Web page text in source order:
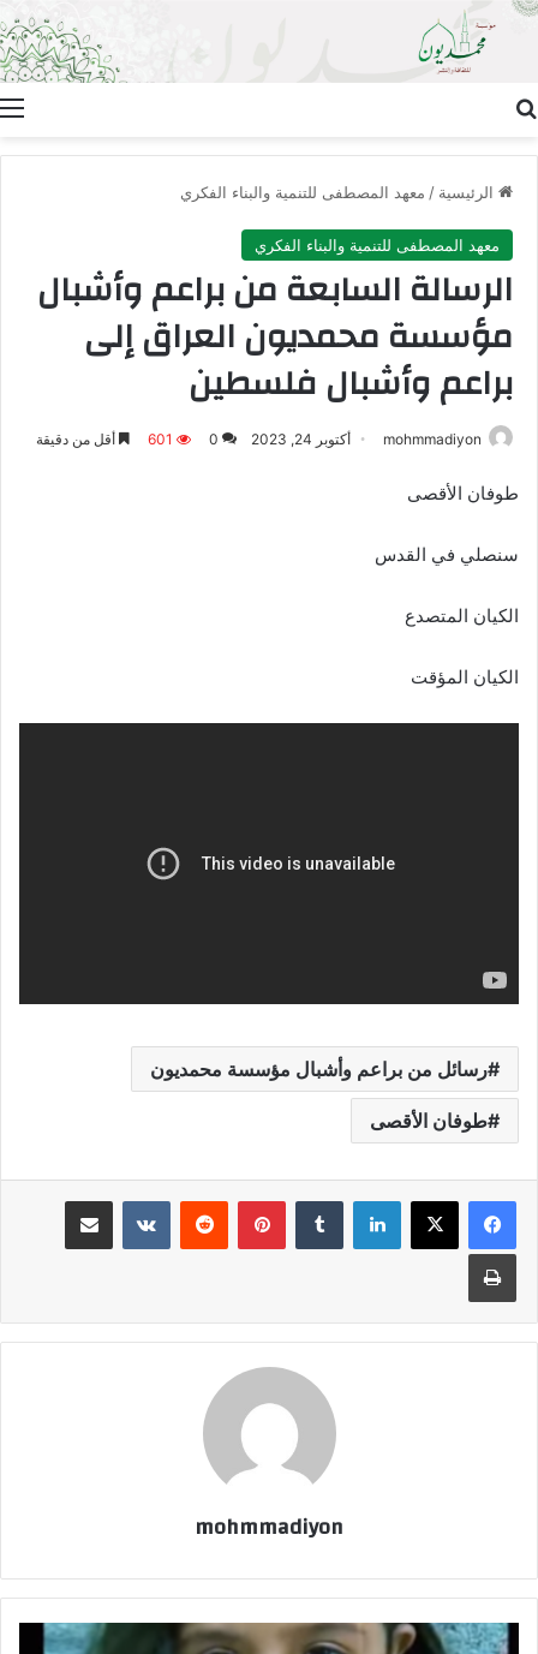
الرئيسية / معهد المصطفى للتنمية والبناء الفكري
معهد المصطفى للتنمية والبناء الفكري
الرسالة السابعة من براعم وأشبال
مؤسسة محمديون العراق إلى
براعم وأشبال فلسطين
mohmmadiyon أكتوبر 24, 2023 0
601 أقل من دقيقة
طوفان الأقصى
سنصلي في القدس
الكيان المتصدع
الكيان المؤقت
رسائل من براعم وأشبال مؤسسة محمديون
طوفان الأقصى
لينكدإن بينتيريست مشاركة عبر البريد
طباعة
mohmmadiyon